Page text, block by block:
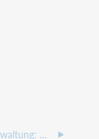
Vorlagenverwaltung: Wie kann bei der Datumsangabe die Uhrzeit entfernt werden?